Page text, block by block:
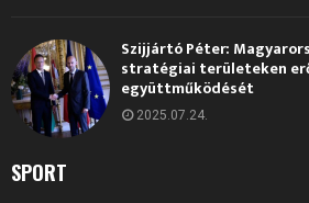
Szijjártó Péter:
stratégiai területeken
együttműködését
2025.07.24.
SPORT